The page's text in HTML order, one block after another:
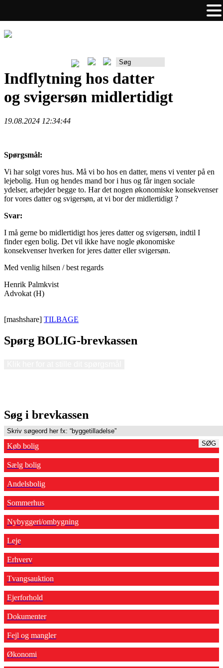
Indflytning hos datter
og svigersøn midlertidigt
19.08.2024 12:34:44
Spørgsmål:
Vi har solgt vores hus. Må vi bo hos en datter, mens vi venter på en
lejebolig. Hun og hendes mand bor i hus og får ingen sociale
ydelser, arbejder begge to. Har det nogen økonomiske konsekvenser
for vores datter og svigersøn, at vi bor der midlertidigt ?
Svar:
I må gerne bo midlertidigt hos jeres datter og svigersøn, indtil I
finder egen bolig. Det vil ikke have nogle økonomiske
konsekvenser hverken for jeres datter eller svigersøn.
Med venlig hilsen / best regards
Henrik Palmkvist
Advokat (H)
[mashshare] TILBAGE
Spørg BOLIG-brevkassen
Søg i brevkassen
SØG
Køb bolig
Sælg bolig
Andelsbolig
Sommerhus
Nybyggeri/ombygning
Leje
Erhverv
Tvangsauktion
Ejerforhold
Dokumenter
Fejl og mangler
Økonomi